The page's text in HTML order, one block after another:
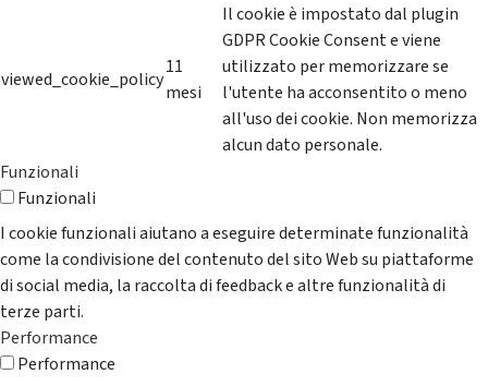
viewed_cookie_policy
11
mesi
Il cookie è impostato dal plugin
GDPR Cookie Consent e viene
utilizzato per memorizzare se
l'utente ha acconsentito o meno
all'uso dei cookie. Non memorizza
alcun dato personale.
Funzionali
Funzionali
I cookie funzionali aiutano a eseguire determinate funzionalità
come la condivisione del contenuto del sito Web su piattaforme
di social media, la raccolta di feedback e altre funzionalità di
terze parti.
Performance
Performance